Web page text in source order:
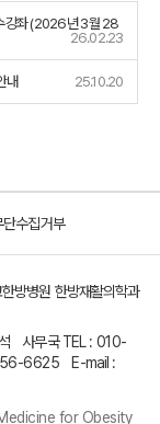
강좌 (2026년 3월 28
26.02.23
내 25.10.20
단수집거부
방병원 한방재활의학과
사무국 TEL : 010-
6625
E-mail :
for Obesity